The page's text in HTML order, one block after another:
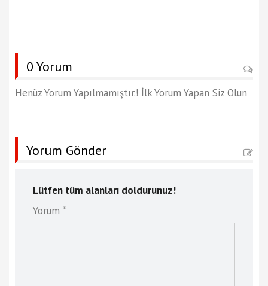
0 Yorum
Henüz Yorum Yapılmamıştır.! İlk Yorum Yapan Siz Olun
Yorum Gönder
Lütfen tüm alanları doldurunuz!
Yorum *